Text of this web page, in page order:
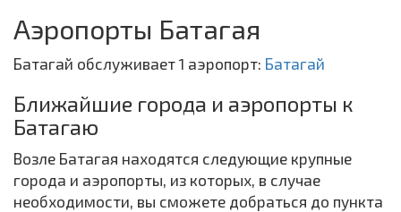
Аэропорты Батагая
Батагай обслуживает 1 аэропорт: Батагай
Ближайшие города и аэропорты к
Батагаю
Возле Батагая находятся следующие крупные
города и аэропорты, из которых, в случае
необходимости, вы сможете добраться до пункта